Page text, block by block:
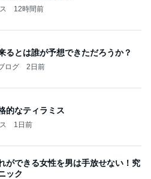
12時間前
るとは誰が予想できただろうか？
ログ 2日前
的なティラミス
1日前
ができる女性を男は手放せない！究
ック